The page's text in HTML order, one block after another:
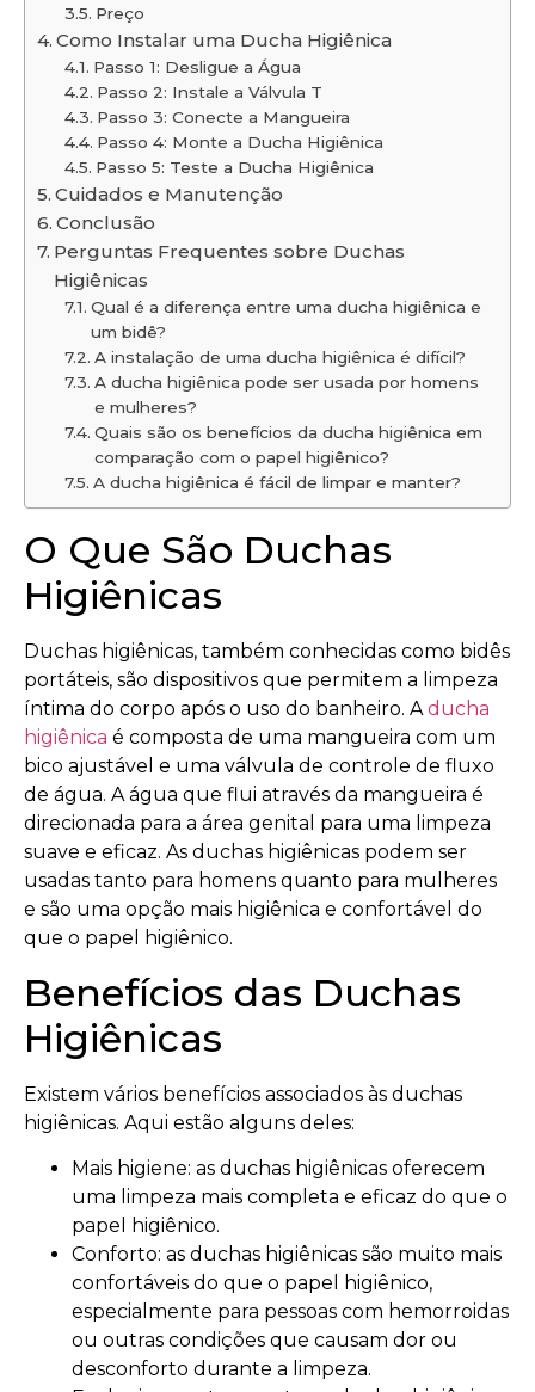
Preço
Como Instalar uma Ducha Higiênica
Passo 1: Desligue a Água
Passo 2: Instale a Válvula T
Passo 3: Conecte a Mangueira
Passo 4: Monte a Ducha Higiênica
Passo 5: Teste a Ducha Higiênica
Cuidados e Manutenção
Conclusão
Perguntas Frequentes sobre Duchas
Higiênicas
Qual é a diferença entre uma ducha higiênica e
um bidê?
A instalação de uma ducha higiênica é difícil?
A ducha higiênica pode ser usada por homens
e mulheres?
Quais são os benefícios da ducha higiênica em
comparação com o papel higiênico?
A ducha higiênica é fácil de limpar e manter?
O Que São Duchas
Higiênicas
Duchas higiênicas, também conhecidas como bidês
portáteis, são dispositivos que permitem a limpeza
íntima do corpo após o uso do banheiro. Aducha
higiênica é composta de uma mangueira com um
bico ajustável e uma válvula de controle de fluxo
de água. A água que flui através da mangueira é
direcionada para a área genital para uma limpeza
suave e eficaz. As duchas higiênicas podem ser
usadas tanto para homens quanto para mulheres
e são uma opção mais higiênica e confortável do
que o papel higiênico.
Benefícios das Duchas
Higiênicas
Existem vários benefícios associados às duchas
higiênicas. Aqui estão alguns deles:
Mais higiene: as duchas higiênicas oferecem
uma limpeza mais completa e eficaz do que o
papel higiênico.
Conforto: as duchas higiênicas são muito mais
confortáveis do que o papel higiênico,
especialmente para pessoas com hemorroidas
ou outras condições que causam dor ou
desconforto durante a limpeza.